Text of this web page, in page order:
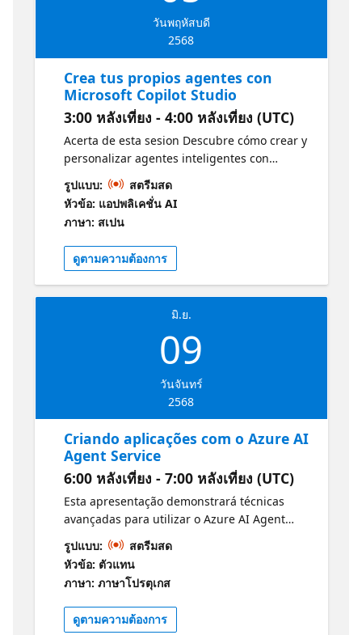
este campo sin sentirse abrumados.
Aplicación práctica: Aprenderás a construir
tu propio agente de IA utilizando el Servicio
de Agentes de IA de Azure. Perspectiva de
expertos: La sesión será presentada por
profesionales familiarizados con LLMs,
patrones RAG y conceptos principales de IA
agéntica. Recursos adicionales: Tendrás
acceso a demos y recursos como "AI Agents
for beginners" para continuar tu aprendizaje
después de la sesión:
https://aka.ms/2JunioAIAgentsBeginners1
https://aka.ms/2JunioRepo1
วันพฤหัสบดี
2568
Crea tus propios agentes con
Microsoft Copilot Studio
3:00 หลังเที่ยง - 4:00 หลังเที่ยง (UTC)
Acerta de esta sesion Descubre cómo crear y
personalizar agentes inteligentes con
Microsoft Copilot Studio. En esta sesión
práctica, aprenderás a diseñar agentes
adaptados a tus necesidades, integrando
fuentes de datos externas y acciones
específicas. También exploraremos cómo
Copilot Studio se conecta con Microsoft 365
Copilot y Azure para ampliar las capacidades
de tus agentes. ¡Únete y lleva tus
habilidades de automatización al siguiente
nivel! ¿A quién va dirigido? Desarrolladores ,
AI Engineers y público interesado en conocer
agentes. ¿Por qué debería asistir? Aprender
a crear agentes inteligentes: Microsoft
personalizados que pueden mejorar la
productividad y automatizar tareas. Interfaz
intuitiva: La plataforma ofrece herramientas
fáciles de usar, como la opción de describir
el agente en lenguaje natural o configurarlo
manualmente. Personalización avanzada:
Puedes ajustar el comportamiento,
apariencia y funcionalidades de los agentes
para adaptarlos a tus necesidades
específicas. Integración con otras
plataformas: Los agentes creados pueden
รูปแบบ:
สตรีมสด
หัวข้อ: แอปพลิเคชั่น AI
ภาษา: สเปน
ดูตามความต้องการ
มิ.ย.
09
วันจันทร์
2568
Criando aplicações com o Azure AI
Agent Service
6:00 หลังเที่ยง - 7:00 หลังเที่ยง (UTC)
Esta apresentação demonstrará técnicas
avançadas para utilizar o Azure AI Agent
Service na criação de agentes inteligentes e
altamente escaláveis. Com um exemplo
prático utilizando o Azure SDK, serão
exploradas estratégias para desenvolver
agentes e threads capazes de responder a
perguntas, invocar funções e automatizar
รูปแบบ:
สตรีมสด
หัวข้อ: ตัวแทน
ภาษา: ภาษาโปรตุเกส
ดูตามความต้องการ